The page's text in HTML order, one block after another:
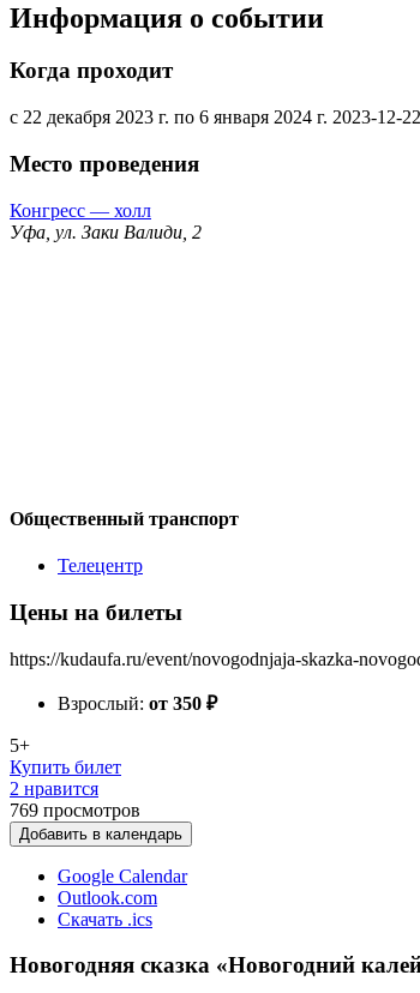
Информация о событии
Когда проходит
с 22 декабря 2023 г. по 6 января 2024 г. 2023-12-22
Место проведения
Конгресс — холл
Уфа, ул. Заки Валиди, 2
Общественный транспорт
Телецентр
Цены на билеты
https://kudaufa.ru/event/novogodnjaja-skazka-
Взрослый: от 350 ₽
5+
Купить билет
2 нравится
769 просмотров
Добавить в календарь
Google Calendar
Outlook.com
Скачать .ics
Новогодняя сказка «Новогодний